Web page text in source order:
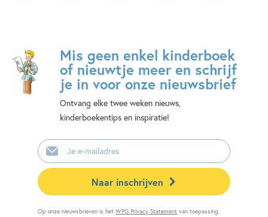
Mis geen enkel kinderboek
of nieuwtje meer en schrijf
je in voor onze nieuwsbrief
Ontvang elke twee weken nieuws,
kinderboekentips en inspiratie!
E-
mailadres
Naar inschrijven
Op onze nieuwsbrieven is hetWPG Privacy Statement van toepassing.